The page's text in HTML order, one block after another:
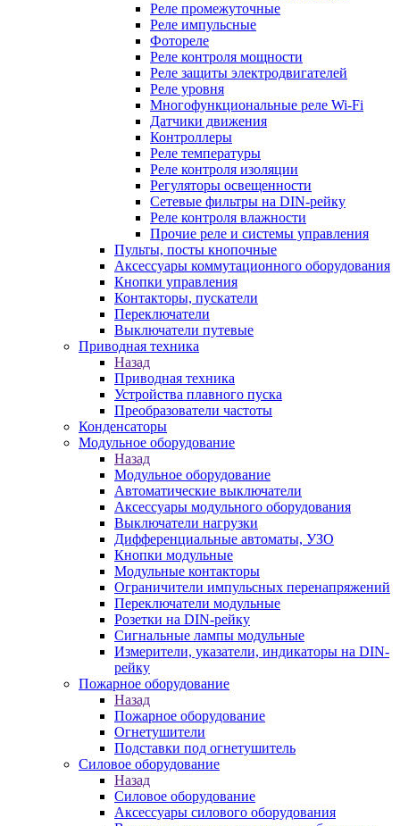
Реле промежуточные
Реле импульсные
Фотореле
Реле контроля мощности
Реле защиты электродвигателей
Реле уровня
Многофункциональные реле Wi-Fi
Датчики движения
Контроллеры
Реле температуры
Реле контроля изоляции
Регуляторы освещенности
Сетевые фильтры на DIN-рейку
Реле контроля влажности
Прочие реле и системы управления
Пульты, посты кнопочные
Аксессуары коммутационного оборудования
Кнопки управления
Контакторы, пускатели
Переключатели
Выключатели путевые
Приводная техника
Назад
Приводная техника
Устройства плавного пуска
Преобразователи частоты
Конденсаторы
Модульное оборудование
Назад
Модульное оборудование
Автоматические выключатели
Аксессуары модульного оборудования
Выключатели нагрузки
Дифференциальные автоматы, УЗО
Кнопки модульные
Модульные контакторы
Ограничители импульсных перенапряжений
Переключатели модульные
Розетки на DIN-рейку
Сигнальные лампы модульные
Измерители, указатели, индикаторы на DIN-
рейку
Пожарное оборудование
Назад
Пожарное оборудование
Огнетушители
Подставки под огнетушитель
Силовое оборудование
Назад
Силовое оборудование
Аксессуары силового оборудования